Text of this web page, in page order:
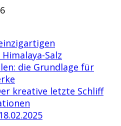
Salz
die Grundlage für
kreative letzte Schliff